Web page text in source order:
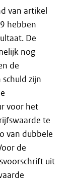
van artikel
hebben
De
nog
de
zijn
voor het
te
van dubbele
de
uit